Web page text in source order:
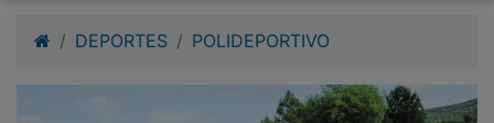
DEPORTES POLIDEPORTIVO